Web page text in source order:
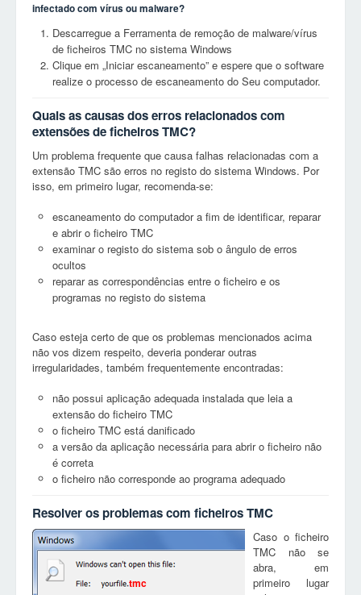
infectado com vírus ou malware?
Descarregue a Ferramenta de remoção de malware/vírus
de ficheiros TMC no sistema Windows
Clique em „Iniciar escaneamento” e espere que o software
realize o processo de escaneamento do Seu computador.
Quais as causas dos erros relacionados com
extensões de ficheiros TMC?
Um problema frequente que causa falhas relacionadas com a
extensão TMC são erros no registo do sistema Windows. Por
isso, em primeiro lugar, recomenda-se:
escaneamento do computador a fim de identificar, reparar
e abrir o ficheiro TMC
examinar o registo do sistema sob o ângulo de erros
ocultos
reparar as correspondências entre o ficheiro e os
programas no registo do sistema
Caso esteja certo de que os problemas mencionados acima
não vos dizem respeito, deveria ponderar outras
irregularidades, também frequentemente encontradas:
não possui aplicação adequada instalada que leia a
extensão do ficheiro TMC
o ficheiro TMC está danificado
a versão da aplicação necessária para abrir o ficheiro não
é correta
o ficheiro não corresponde ao programa adequado
Resolver os problemas com ficheiros TMC
tmc
Caso o ficheiro
TMC não se
abra, em
primeiro lugar